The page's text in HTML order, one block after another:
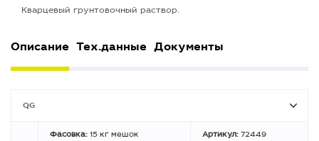
Кварцевый грунтовочный раствор.
Описание Тех.данные Документы
QG
Фасовка: 15 кг мешок Артикул: 72449